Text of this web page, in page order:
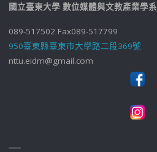
國立臺東大學 數位媒體與文教產業學系
089-517502 Fax089-517799
950臺東縣臺東市大學路二段369號
nttu.eidm@gmail.com